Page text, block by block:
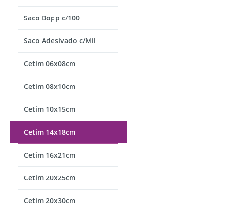
Saco Bopp c/100
Saco Adesivado c/Mil
Cetim 06x08cm
Cetim 08x10cm
Cetim 10x15cm
Cetim 14x18cm
Cetim 16x21cm
Cetim 20x25cm
Cetim 20x30cm